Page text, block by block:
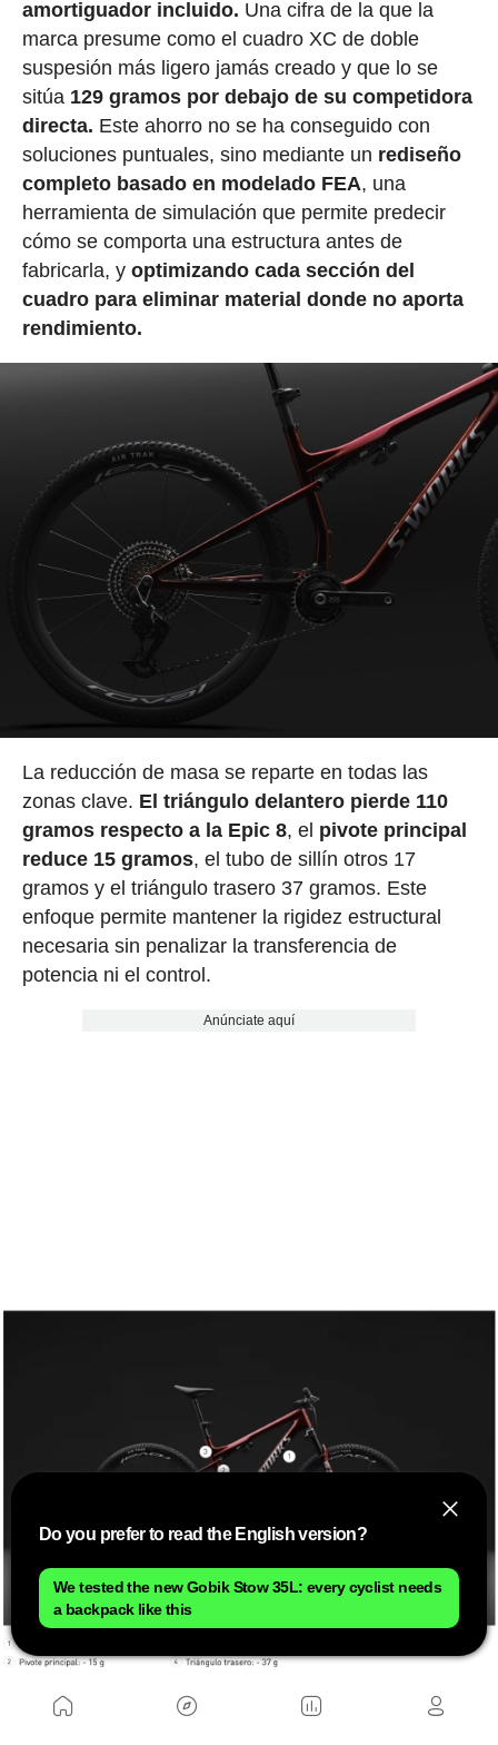
amortiguador incluido. Una cifra de la que la
marca presume como el cuadro XC de doble
suspesión más ligero jamás creado y que lo se
sitúa129 gramos por debajo de su competidora
directa. Este ahorro no se ha conseguido con
soluciones puntuales, sino mediante un rediseño
completo basado en modelado FEA, una
herramienta de simulación que permite predecir
cómo se comporta una estructura antes de
fabricarla, y optimizando cada sección del
cuadro para eliminar material donde no aporta
rendimiento.
La reducción de masa se reparte en todas las
zonas clave. El triángulo delantero pierde 110
gramos respecto a la Epic 8, el pivote principal
reduce 15 gramos, el tubo de sillín otros 17
gramos y el triángulo trasero 37 gramos. Este
enfoque permite mantener la rigidez estructural
necesaria sin penalizar la transferencia de
potencia ni el control.
Anúnciate aquí
Do you prefer to read the English version?
We tested the new Gobik Stow 35L: every cyclist needs
a backpack like this